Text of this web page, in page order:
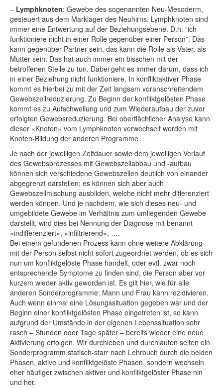
– Lymphknoten: Gewebe des sogenannten Neu-Mesoderm,
gesteuert aus dem Marklager des Neuhirns. Lymphknoten sind
immer eine Entwertung auf der Beziehungsebene. D.h. “ich
funktioniere nicht in einer Rolle gegenüber einer Person”. Das
kann gegenüber Partner sein, das kann die Rolle als Vater, als
Mutter sein. Das hat auch immer ein bisschen mit der
betroffenen Stelle zu tun. Dabei geht es immer darum, dass ich
in einer Beziehung nicht funktioniere. In konfliktaktiver Phase
kommt es hierbei zu mit der Zeit langsam voranschreitendem
Gewebszellreduzierung. Zu Beginn der konfliktgelösten Phase
kommt es zu Aufschwellung und zum Wiederaufbau der zuvor
erfolgten Gewebsreduzierung. Bei oberflächlicher Analyse kann
dieser «Knoten» vom Lymphknoten verwechselt werden mit
Knoten-Bildung der anderen Programme.
Je nach der jeweiligen Zeitdauer sowie dem jeweiligen Verlauf
des Gewebsprozesses mit Gewebszellabbau und -aufbau
können sich verschiedene Gewebszellen deutlich von einander
abgegrenzt darstellen; es können sich aber auch
Gewebszellmischung ausbilden, welche nicht mehr differenziert
werden können. Und je nachdem, wie sich dieses neu- und
umgebildete Gewebe im Verhältnis zum umliegenden Gewebe
darstellt, wird dies bei Nennung der Diagnose mit benannt
«indifferenziert», «infiltrierend», ….
Bei einem gefundenen Prozess kann ohne weitere Abklärung
mit der Person selbst nicht sofort zugeordnet werden, ob es sich
nun um konfliktgelöste Phase handelt, oder evtl. zwar noch
entsprechende Symptome zu finden sind, die Person aber vor
kurzem wieder aktiv geworden ist. Es gilt hier, wie für alle
anderen Sonderprogramme: Mann und Frau kann rezidivieren.
Auch wenn einmal eine Lösungssituation gegeben war und der
Beginn einer konfliktgelösten Phase eingetreten ist, so kann
aufgrund der Umstände in der eigenen Lebenssituation sehr
rasch – Stunden oder Tage später – bereits wieder eine neue
Aktivierung erfolgen. Wir durchleben und durchlaufen selten ein
Sonderprogramm statisch-starr nach Lehrbuch durch die beiden
Phasen, aktive und konfliktgelöste Phasen, sondern wechseln
eher häufiger zwischen aktiver und konfliktgelöster Phase hin
und her.